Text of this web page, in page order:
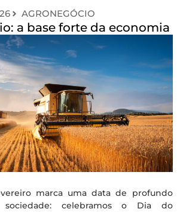
AGRONEGÓCIO
a base forte da economia
marca uma data de profundo
celebramos o Dia do